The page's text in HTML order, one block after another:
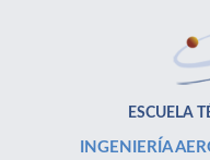
ESCUELA
INGENIERÍA